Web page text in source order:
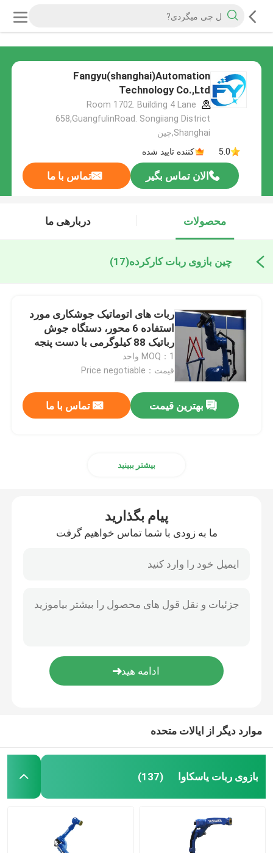
Fangyu(shanghai)Automation
Technology Co.,Ltd
Room 1702. Building 4 Lane
658,GuangfulinRoad. Songiiang District
Shanghai,چین
5.0
کننده تایید شده
الان تماس بگیر تماس با ما
محصولات دربارهی ما
چین بازوی ربات کارکرده(17)
ربات های اتوماتیک جوشکاری مورد
استفاده 6 محور، دستگاه جوش
رباتیک 88 کیلوگرمی با دست پنجه
MOQ：1 واحد
قیمت：Price negotiable
بهترین قیمت تماس با ما
بیشتر ببینید
پیام بگذارید
ما به زودی با شما تماس خواهیم گرفت
موارد دیگر از ایالات متحده
بازوی ربات یاسکاوا (137)